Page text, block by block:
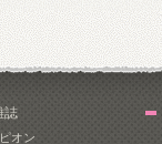
誌
オン